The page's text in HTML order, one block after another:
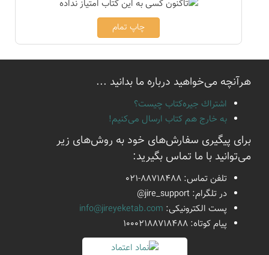
چاپ تمام
هرآنچه می‌خواهید درباره ما بدانید ...
اشتراك جيره‌كتاب چيست؟
به خارج هم كتاب ارسال می‌كنیم!
برای پیگیری سفارش‌های خود به روش‌های زیر
می‌توانید با ما تماس بگیرید:
تلفن تماس: 021-88718488
در تلگرام: @jire_support
پست الكترونیكی: info@jireyeketab.com
پیام كوتاه: 10002188718488